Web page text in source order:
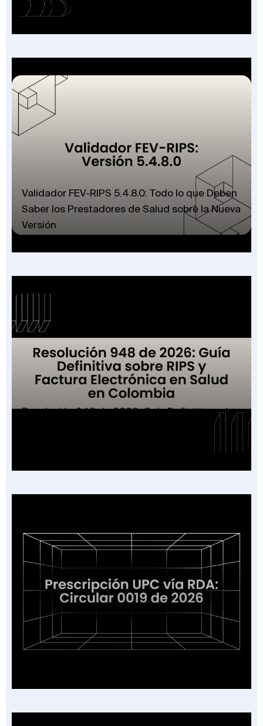
el Sector Salud en Colombia
Validador FEV-RIPS 5.4.8.0: Todo lo que Deben
Saber los Prestadores de Salud sobre la Nueva
Versión
Resolución 948 de 2026: Guía Definitiva sobre